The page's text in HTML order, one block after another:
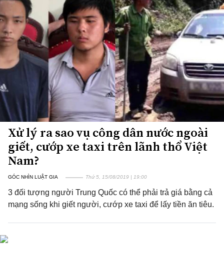
Xử lý ra sao vụ công dân nước ngoài
giết, cướp xe taxi trên lãnh thổ Việt
Nam?
GÓC NHÌN LUẬT GIA Thứ 5, 15/08/2019 | 19:00
3 đối tượng người Trung Quốc có thể phải trả giá bằng cả
mạng sống khi giết người, cướp xe taxi để lấy tiền ăn tiêu.